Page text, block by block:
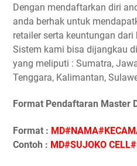
Dengan mendaftarkan diri
anda berhak untuk
retailer serta keuntungan
Sistem kami bisa dijangkau
yang meliputi : Sumatra,
Tenggara, Kalimantan,
Format Pendaftaran Master
Format :
Contoh : MD#SUJOKO